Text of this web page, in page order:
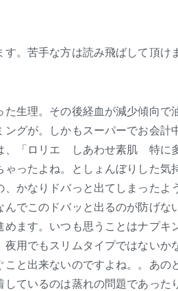
。苦手な方は読み飛ばして頂け
た生理。その後経血が減少傾向
ングが。しかもスーパーでお会計
、「ロリエ しあわせ素肌 特に
ったよね。としょんぼりした気
かなりドバっと出てしまったよ
でこのドバッと出るのが防げ
ます。いつも思うことはナプキ
用でもスリムタイプではないか
と出来ないのですよね。。あの
ているのは蒸れの問題であった